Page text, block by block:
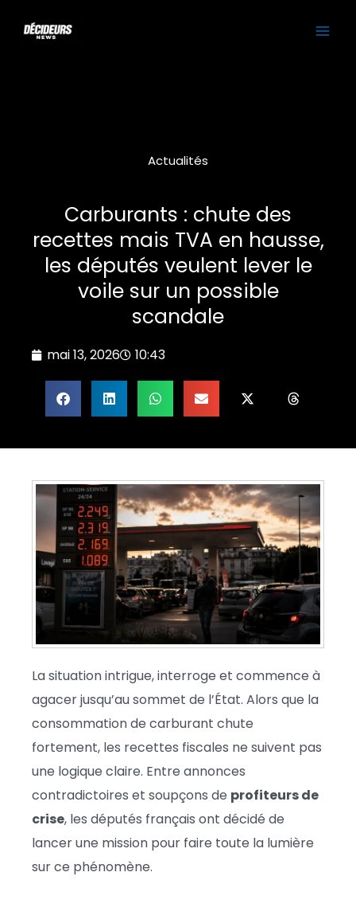
Actualités
Carburants : chute des
recettes mais TVA en hausse,
les députés veulent lever le
voile sur un possible
scandale
mai 13, 2026 10:43
La situation intrigue, interroge et commence à
agacer jusqu’au sommet de l’État. Alors que la
consommation de carburant chute
fortement, les recettes fiscales ne suivent pas
une logique claire. Entre annonces
contradictoires et soupçons de profiteurs de
crise, les députés français ont décidé de
lancer une mission pour faire toute la lumière
sur ce phénomène.